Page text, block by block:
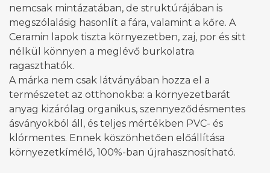
nemcsak mintázatában, de struktúrájában is
megszólalásig hasonlít a fára, valamint a kőre. A
Ceramin lapok tiszta környezetben, zaj, por és sitt
nélkül könnyen a meglévő burkolatra
ragaszthatók.
A márka nem csak látványában hozza el a
természetet az otthonokba: a környezetbarát
anyag kizárólag organikus, szennyeződésmentes
ásványokból áll, és teljes mértékben PVC- és
klórmentes. Ennek köszönhetően előállítása
környezetkímélő, 100%-ban újrahasznosítható.